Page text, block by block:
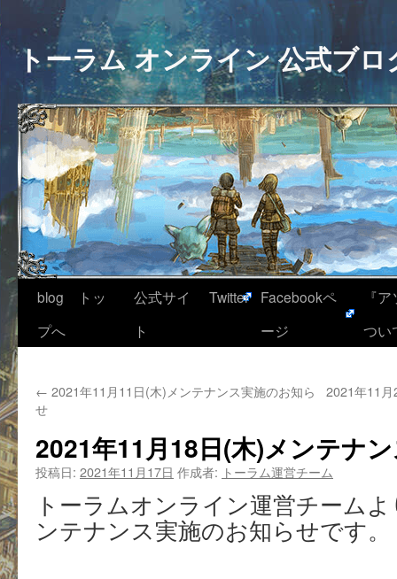
トーラム オンライン 公式ブロ
blog トッ
プへ
公式サイ
ト
Twitter
Facebookペ
ージ
『
つい
← 2021年11月11日(木)メンテナンス実施のお知ら
せ
2021年11
2021年11月18日(木)メンテナ
投稿日: 2021年11月17日 作成者: トーラム運営チーム
トーラムオンライン運営チーム
ンテナンス実施のお知らせです。